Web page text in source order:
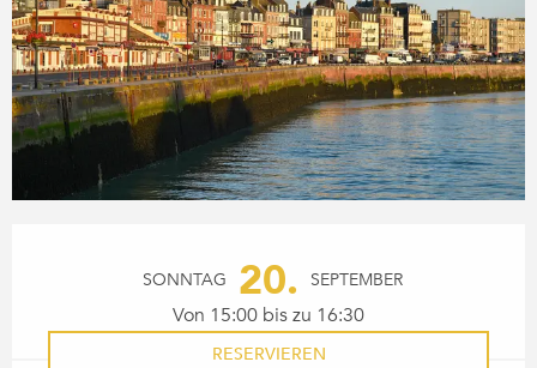
SONNTAG 20. SEPTEMBER
Von 15:00 bis zu 16:30
RESERVIEREN